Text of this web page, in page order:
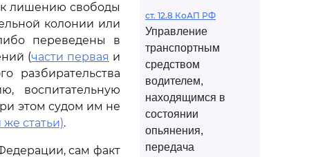
лишению свободы
колонии или
переведены в
(части первая и
разбирательства
воспитательную
этом судом им не
же статьи).
сам факт
ст. 12.8 КоАП РФ
Управление
транспортным
средством
водителем,
находящимся в
состоянии
опьянения,
передача